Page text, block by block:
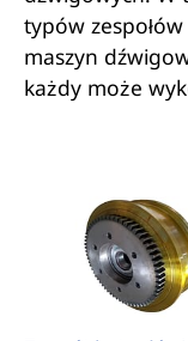
typów
maszyn
każdy może